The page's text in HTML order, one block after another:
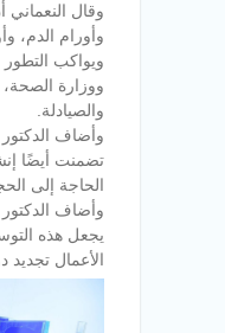
وقال
وأورام الدم،
ويواكب
ووزارة الصحة،
والصيادلة.
وأضاف
تضمنت أيضًا
الحاجة إلى
يجعل هذه
الأعمال